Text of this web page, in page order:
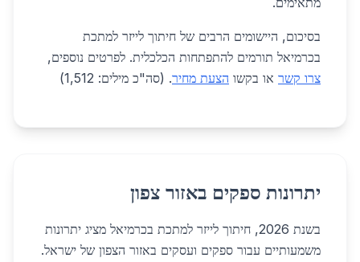
בסיכום, היישומים הרבים של חיתוך לייזר למתכת
בכרמיאל תורמים להתפתחות הכלכלית. לפרטים נוספים,
צרו קשר או בקשו הצעת מחיר. (סה"כ מילים: 1,512)
יתרונות ספקים באזור צפון
בשנת 2026, חיתוך לייזר למתכת בכרמיאל מציג יתרונות
משמעותיים עבור ספקים ועסקים באזור הצפון של ישראל.